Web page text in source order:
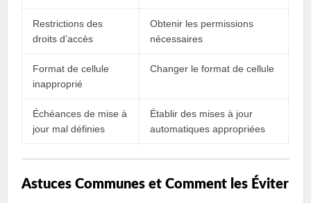
Restrictions des
droits d’accès
Obtenir les permissions
nécessaires
Format de cellule
inapproprié
Changer le format de cellule
Échéances de mise à
jour mal définies
Établir des mises à jour
automatiques appropriées
Astuces Communes et Comment les Éviter